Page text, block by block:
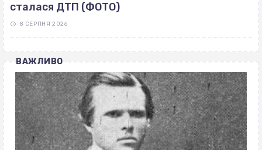
сталася ДТП (ФОТО)
8 СЕРПНЯ 2026
ВАЖЛИВО